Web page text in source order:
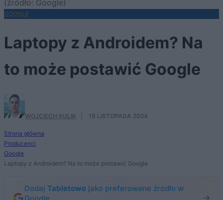
(źródło: Google)
GOOGLE
Laptopy z Androidem? Na
to może postawić Google
WOJCIECH KULIK 19 LISTOPADA 2024
Strona główna
Producenci
Google
Laptopy z Androidem? Na to może postawić Google
Dodaj Tabletowo jako preferowane źródło w